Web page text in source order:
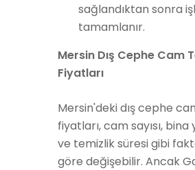
sağlandıktan sonra
tamamlanır.
Mersin Dış Cephe Cam
Fiyatları
Mersin'deki dış cephe
fiyatları, cam sayısı,
ve temizlik süresi gibi
göre değişebilir. Ancak